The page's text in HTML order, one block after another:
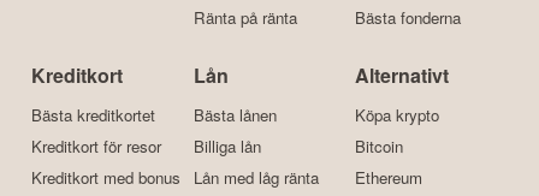
Ränta på ränta
Bästa fonderna
Kreditkort
Bästa kreditkortet
Kreditkort för resor
Kreditkort med bonus
Lån
Bästa lånen
Billiga lån
Lån med låg ränta
Alternativt
Köpa krypto
Bitcoin
Ethereum